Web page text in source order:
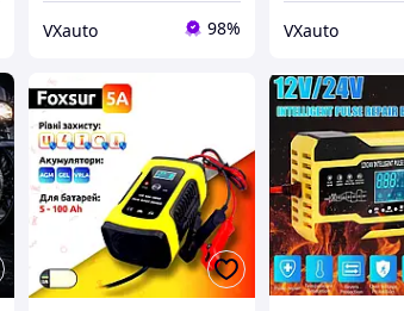
VXauto 98% VXauto